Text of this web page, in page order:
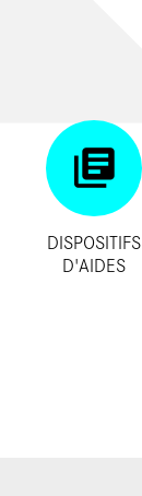
DISPOSITIFS
D'AIDES